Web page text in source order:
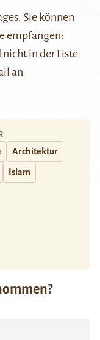
Sie können
empfangen:
nicht in der Liste
an
Architektur
Islam